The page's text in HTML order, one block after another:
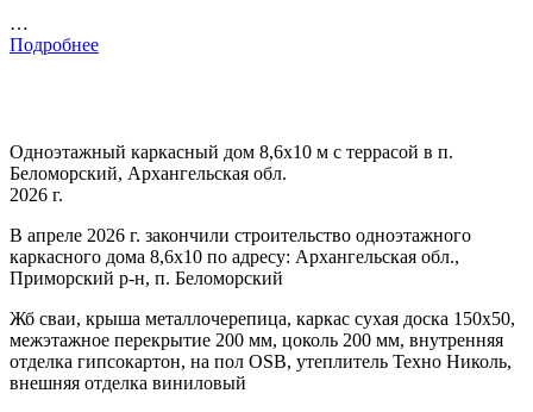
…
Подробнее
Одноэтажный каркасный дом 8,6х10 м с террасой в п.
Беломорский, Архангельская обл.
2026 г.
В апреле 2026 г. закончили строительство одноэтажного
каркасного дома 8,6х10 по адресу: Архангельская обл.,
Приморский р-н, п. Беломорский
Жб сваи, крыша металлочерепица, каркас сухая доска 150х50,
межэтажное перекрытие 200 мм, цоколь 200 мм, внутренняя
отделка гипсокартон, на пол OSB, утеплитель Техно Николь,
внешняя отделка виниловый